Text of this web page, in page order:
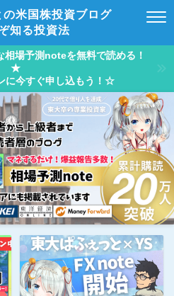
米国株投資ブログ
知る投資法
場予測noteを無料で読める！
★
に今すぐ申し込もう！☆